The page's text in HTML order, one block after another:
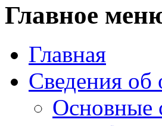
Главное
Главная
Сведения об
Основные